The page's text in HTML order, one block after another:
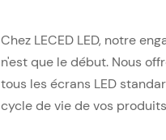
Chez LECED LED, notre
n'est que le début. Nous
tous les écrans LED
cycle de vie de vos